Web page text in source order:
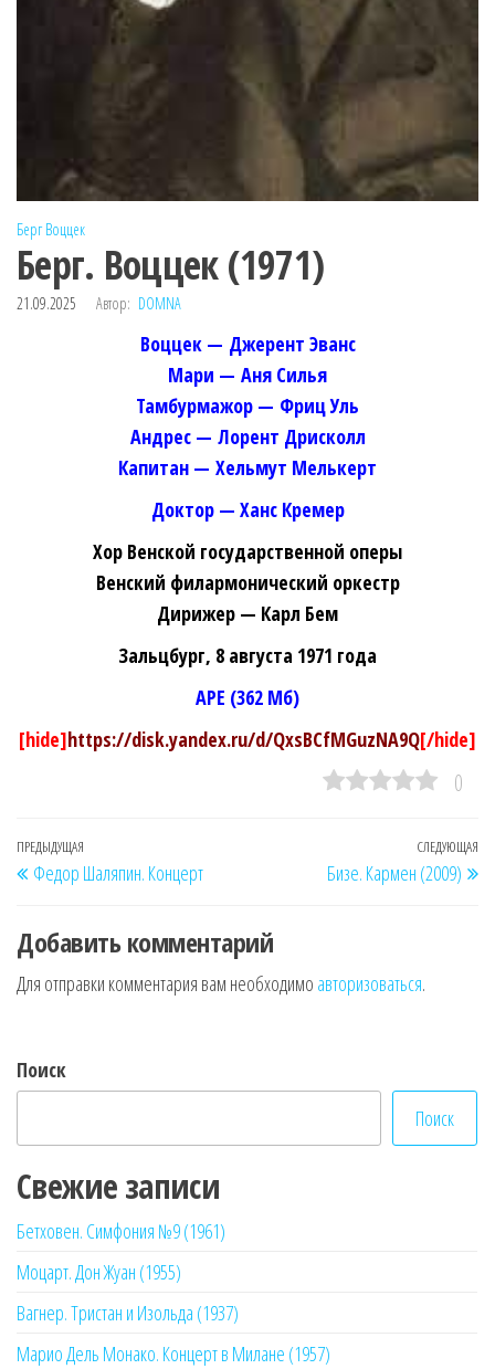
Берг Воццек
Берг. Воццек (1971)
21.09.2025 Автор: DOMNA
Воццек — Джерент Эванс
Мари — Аня Силья
Тамбурмажор — Фриц Уль
Андрес — Лорент Дрисколл
Капитан — Хельмут Мелькерт
Доктор — Ханс Кремер
Хор Венской государственной оперы
Венский филармонический оркестр
Дирижер — Карл Бем
Зальцбург, 8 августа 1971 года
APE (362 Мб)
[hide]https://disk.yandex.ru/d/QxsBCfMGuzNA9Q[/hide]
0
Навигация
по
записям
Предыдущая
запись
ПРЕДЫДУЩАЯ
Федор Шаляпин. Концерт
СЛЕДУЮЩАЯ
Бизе. Кармен (2009)
Добавить комментарий
Для отправки комментария вам необходимо авторизоваться.
Поиск
Поиск
Свежие записи
Бетховен. Симфония №9 (1961)
Моцарт. Дон Жуан (1955)
Вагнер. Тристан и Изольда (1937)
Марио Дель Монако. Концерт в Милане (1957)